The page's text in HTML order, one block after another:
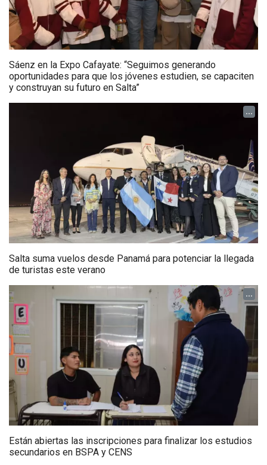
Sáenz en la Expo Cafayate: “Seguimos generando
oportunidades para que los jóvenes estudien, se capaciten
y construyan su futuro en Salta”
...
Salta suma vuelos desde Panamá para potenciar la llegada
de turistas este verano
...
Están abiertas las inscripciones para finalizar los estudios
secundarios en BSPA y CENS